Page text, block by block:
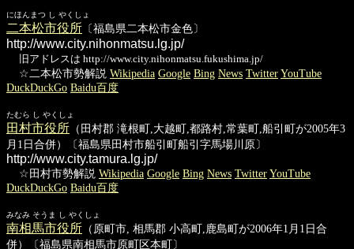
にほんまつ し やくしょ
二本松市役所 〔福島県二本松市金色〕
http://www.city.nihonmatsu.lg.jp/
旧アドレスは http://www.city.nihonmatsu.fukushima.jp/
☆二本松市勢解説 Wikipedia Google Bing News Twitter YouTube
DuckDuckGo Baidu百度
たむら し やくしょ
田村市役所 （田村郡 滝根町,大越町,都路村,常葉町,船引町が2005年3
月1日合併）〔福島県田村市船引町船引字馬場川原〕
http://www.city.tamura.lg.jp/
☆田村市勢解説 Wikipedia Google Bing News Twitter YouTube
DuckDuckGo Baidu百度
みなみ そうま し やくしょ
南相馬市役所 （原町市, 相馬郡 小高町,鹿島町が2006年1月1日合
併）〔福島県南相馬市原町区本町〕